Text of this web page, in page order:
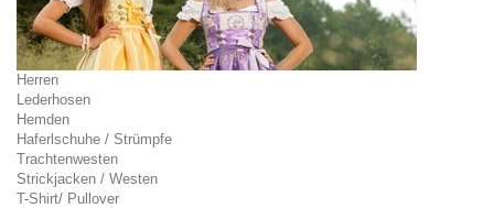
Herren
Lederhosen
Hemden
Haferlschuhe / Strümpfe
Trachtenwesten
Strickjacken / Westen
T-Shirt/ Pullover